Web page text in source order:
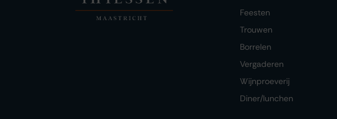
Feesten
Trouwen
Borrelen
Vergaderen
Wijnproeverij
Diner/lunchen